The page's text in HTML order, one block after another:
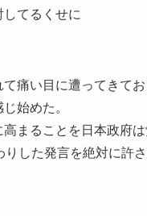
てるくせに
痛い目に遭ってきて
始めた。
まることを日本政府は
した発言を絶対に許さ